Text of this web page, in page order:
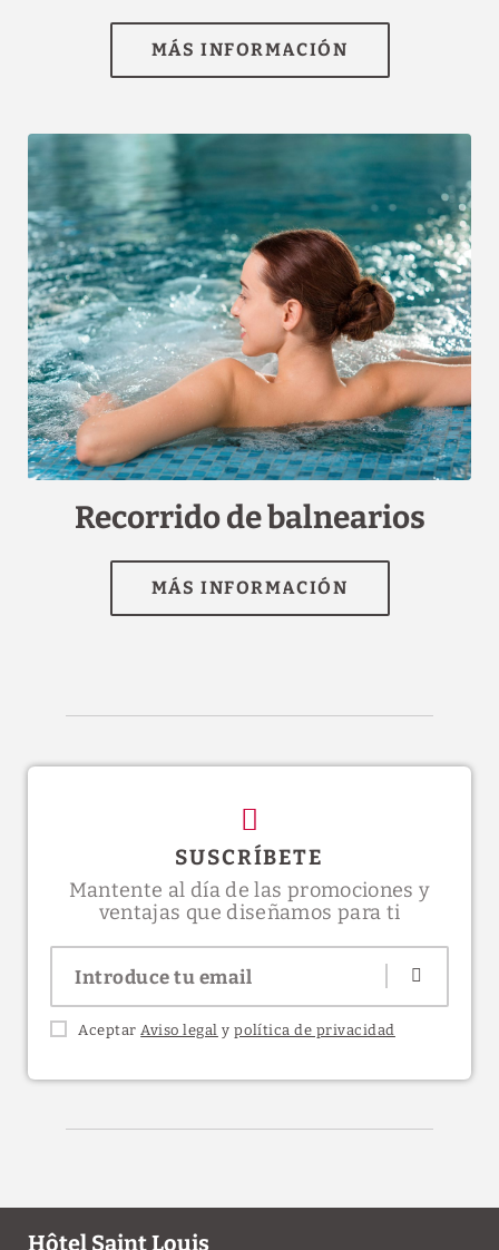
MÁS INFORMACIÓN
[{"url":"https:\/\/synergy.booking-
channel.com\/api\/hotels\/1507\/medias\/73#H\u00f4tel Saint
Louis_Lourdes_Recorrido de balnearios","name":""}]
Recorrido de balnearios
MÁS INFORMACIÓN
SUSCRÍBETE
Mantente al día de las promociones y
ventajas que diseñamos para ti
Aceptar Aviso legal ypolítica de privacidad
Hôtel Saint Louis